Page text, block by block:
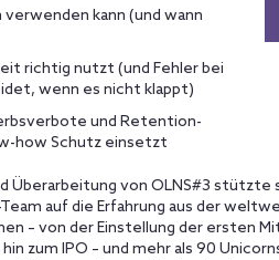
verwenden kann (und wann
richtig nutzt (und Fehler bei
wenn es nicht klappt)
und Retention-
how Schutz einsetzt
Überarbeitung von OLNS#3 stützte
auf die Erfahrung aus der
– von der Einstellung der ersten
zum IPO – und mehr als 90